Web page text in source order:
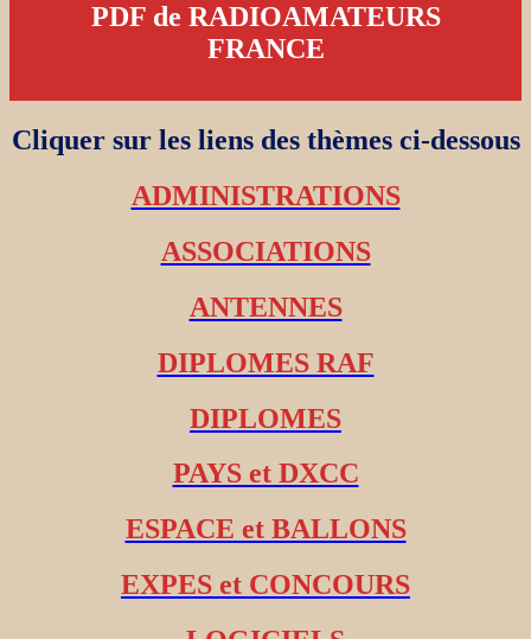
PDF de RADIOAMATEURS
FRANCE
Cliquer sur les liens des thèmes ci-dessous
ADMINISTRATIONS
ASSOCIATIONS
ANTENNES
DIPLOMES RAF
DIPLOMES
PAYS et DXCC
ESPACE et BALLONS
EXPES et CONCOURS